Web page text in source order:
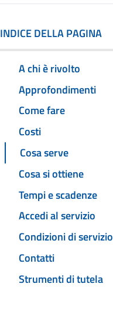
INDICE DELLA PAGINA
A chi è rivolto
Approfondimenti
Come fare
Costi
Cosa serve
Cosa si ottiene
Tempi e scadenze
Accedi al servizio
Condizioni di servizio
Contatti
Strumenti di tutela